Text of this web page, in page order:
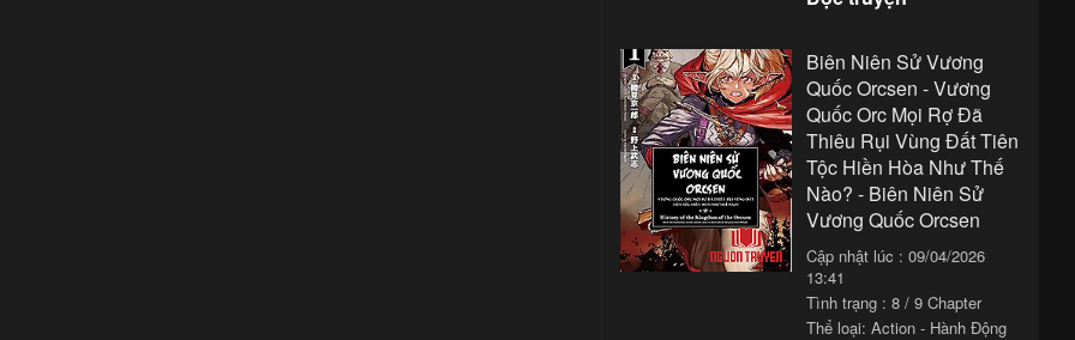
Biên Niên Sử Vương
Quốc Orcsen - Vương
Quốc Orc Mọi Rợ Đã
Thiêu Rụi Vùng Đất Tiên
Tộc Hiền Hòa Như Thế
Nào? - Biên Niên Sử
Vương Quốc Orcsen
Cập nhật lúc : 09/04/2026
13:41
Tình trạng : 8 / 9 Chapter
Thể loại: Action - Hành Động